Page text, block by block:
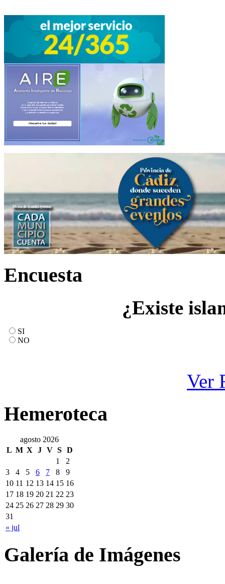
Encuesta
¿Existe
SI
NO
Ver
Hemeroteca
agosto 2026
L M X J V S D
« jul
1
2
3
4 5 6 7 8
9
10 11 12 13 14 15 16
17 18 19 20 21 22 23
24 25 26 27 28 29 30
31
Galería de Imágenes